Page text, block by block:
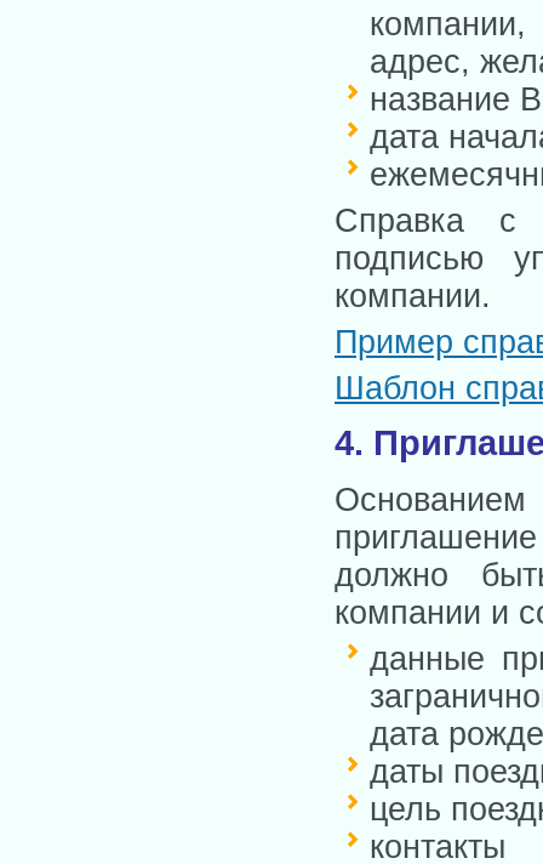
адрес,
название
дата
Справка с
подписью
компании.
Пример
Шаблон
4.
должно
компании и
данные
дата
даты
цель